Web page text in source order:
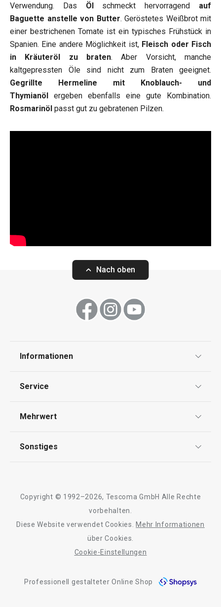
Verwendung. Das Ölschmeckt hervorragend auf
Baguette anstelle von Butter. Geröstetes Weißbrot mit
einer bestrichenen Tomate ist ein typisches Frühstück in
Spanien. Eine andere Möglichkeit ist, Fleisch oder Fisch
in Kräuteröl zu braten. Aber Vorsicht, manche
kaltgepressten Öle sind nicht zum Braten geeignet.
Gegrillte Hermeline mit Knoblauch- und
Thymianöl ergeben ebenfalls eine gute Kombination.
Rosmarinöl passt gut zu gebratenen Pilzen.
Nach oben
Informationen
Impressum
Service
Kontaktformular
Mehrwert
Qualität
Sonstiges
Barrierefreiheit
Copyright © 1992–2026, Tescoma GmbH Alle Rechte
vorbehalten.
Diese Website verwendet Cookies.
Mehr Informationen
über Cookies.
Cookie-Einstellungen
Professionell gestalteter Online Shop